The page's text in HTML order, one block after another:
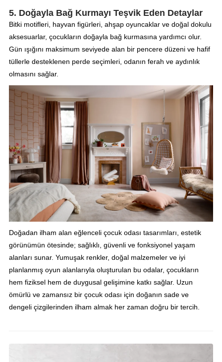
5. Doğayla Bağ Kurmayı Teşvik Eden Detaylar
Bitki motifleri, hayvan figürleri, ahşap oyuncaklar ve doğal dokulu
aksesuarlar, çocukların doğayla bağ kurmasına yardımcı olur.
Gün ışığını maksimum seviyede alan bir pencere düzeni ve hafif
tüllerle desteklenen perde seçimleri, odanın ferah ve aydınlık
olmasını sağlar.
Doğadan ilham alan eğlenceli çocuk odası tasarımları, estetik
görünümün ötesinde; sağlıklı, güvenli ve fonksiyonel yaşam
alanları sunar. Yumuşak renkler, doğal malzemeler ve iyi
planlanmış oyun alanlarıyla oluşturulan bu odalar, çocukların
hem fiziksel hem de duygusal gelişimine katkı sağlar. Uzun
ömürlü ve zamansız bir çocuk odası için doğanın sade ve
dengeli çizgilerinden ilham almak her zaman doğru bir tercih.